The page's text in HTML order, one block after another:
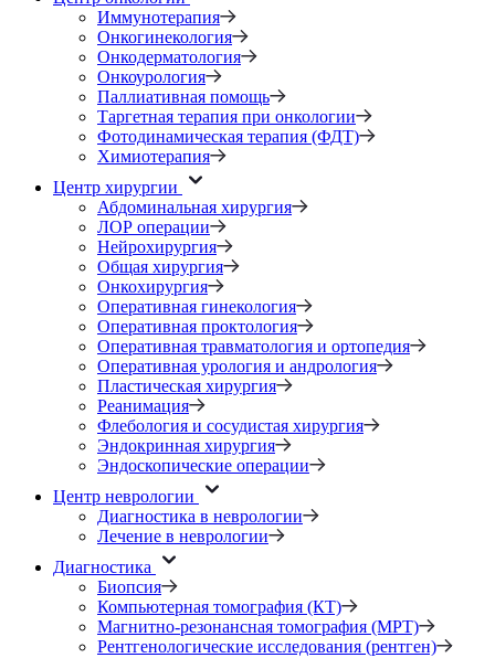
Иммунотерапия
Онкогинекология
Онкодерматология
Онкоурология
Паллиативная помощь
Таргетная терапия при онкологии
Фотодинамическая терапия (ФДТ)
Химиотерапия
Центр хирургии
Абдоминальная хирургия
ЛОР операции
Нейрохирургия
Общая хирургия
Онкохирургия
Оперативная гинекология
Оперативная проктология
Оперативная травматология и ортопедия
Оперативная урология и андрология
Пластическая хирургия
Реанимация
Флебология и сосудистая хирургия
Эндокринная хирургия
Эндоскопические операции
Центр неврологии
Диагностика в неврологии
Лечение в неврологии
Диагностика
Биопсия
Компьютерная томография (КТ)
Магнитно-резонансная томография (МРТ)
Рентгенологические исследования (рентген)